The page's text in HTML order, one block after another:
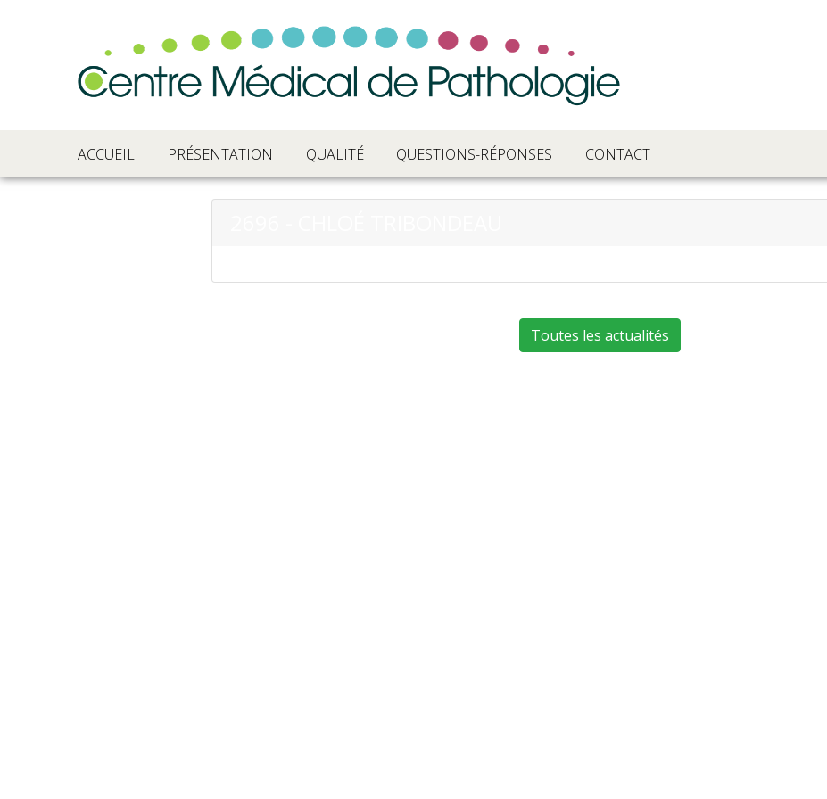
ACCUEIL PRÉSENTATION QUALITÉ QUESTIONS-RÉPONSES CONTACT
Toutes les actualités